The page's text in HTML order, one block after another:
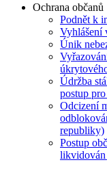
Ochrana občanů
Podnět k
Vyhlášení
Únik
Údržba
postup
Odcizení
republiky)
Postup
likvidován